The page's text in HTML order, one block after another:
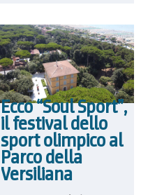
Ecco “Soul Sport”,
il festival dello
sport olimpico al
Parco della
Versiliana